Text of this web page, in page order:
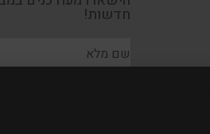
הישארו מעודכנים